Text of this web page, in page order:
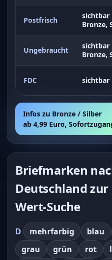
Postfrisch
sichtbar
Bronze,
Ungebraucht
sichtbar
Bronze,
FDC sichtbar
Infos zu Bronze / Silber
ab 4,99 Euro,
Briefmarken
Deutschland
Wert-Suche
D mehrfarbig blau
grau
grün rot